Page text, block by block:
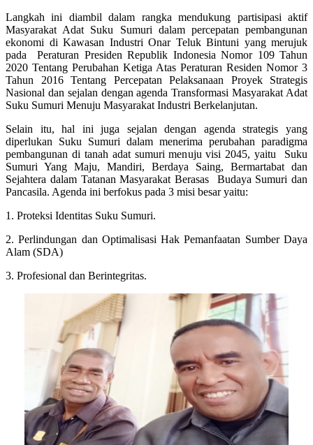
Langkah ini diambil dalam rangka mendukung partisipasi aktif
Masyarakat Adat Suku Sumuri dalam percepatan pembangunan
ekonomi di Kawasan Industri Onar Teluk Bintuni yang merujuk
pada Peraturan Presiden Republik Indonesia Nomor 109 Tahun
2020 Tentang Perubahan Ketiga Atas Peraturan Residen Nomor 3
Tahun 2016 Tentang Percepatan Pelaksanaan Proyek Strategis
Nasional dan sejalan dengan agenda Transformasi Masyarakat Adat
Suku Sumuri Menuju Masyarakat Industri Berkelanjutan.
Selain itu, hal ini juga sejalan dengan agenda strategis yang
diperlukan Suku Sumuri dalam menerima perubahan paradigma
pembangunan di tanah adat sumuri menuju visi 2045, yaitu Suku
Sumuri Yang Maju, Mandiri, Berdaya Saing, Bermartabat dan
Sejahtera dalam Tatanan Masyarakat Berasas Budaya Sumuri dan
Pancasila. Agenda ini berfokus pada 3 misi besar yaitu:
1. Proteksi Identitas Suku Sumuri.
2. Perlindungan dan Optimalisasi Hak Pemanfaatan Sumber Daya
Alam (SDA)
3. Profesional dan Berintegritas.